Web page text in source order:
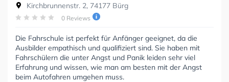
Kirchbrunnenstr. 2, 74177 Bürg
0 Reviews
Die Fahrschule ist perfekt für Anfänger geeignet, da die
Ausbilder empathisch und qualifiziert sind. Sie haben mit
Fahrschülern die unter Angst und Panik leiden sehr viel
Erfahrung und wissen, wie man am besten mit der Angst
beim Autofahren umgehen muss.